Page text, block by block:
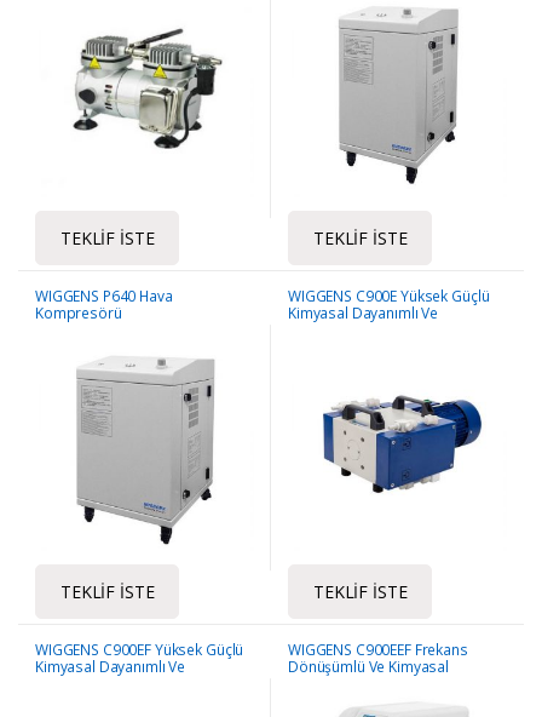
TEKLIF İSTE TEKLIF İSTE
WIGGENS P640 Hava
Kompresörü
TEKLIF İSTE
WIGGENS C900E Yüksek Güçlü
Kimyasal Dayanımlı Ve
TEKLIF İSTE
WIGGENS C900EF Yüksek Güçlü
Kimyasal Dayanımlı Ve
WIGGENS C900EEF Frekans
Dönüşümlü Ve Kimyasal